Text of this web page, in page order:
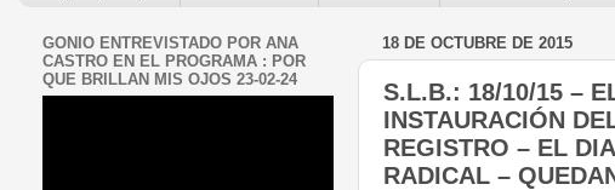
18 DE OCTUBRE DE 2015
S.L.B.: 18/10/15 –
INSTAURACIÓN
REGISTRO – EL
RADICAL –
GONIO ENTREVISTADO POR ANA
CASTRO EN EL PROGRAMA : POR
QUE BRILLAN MIS OJOS 23-02-24